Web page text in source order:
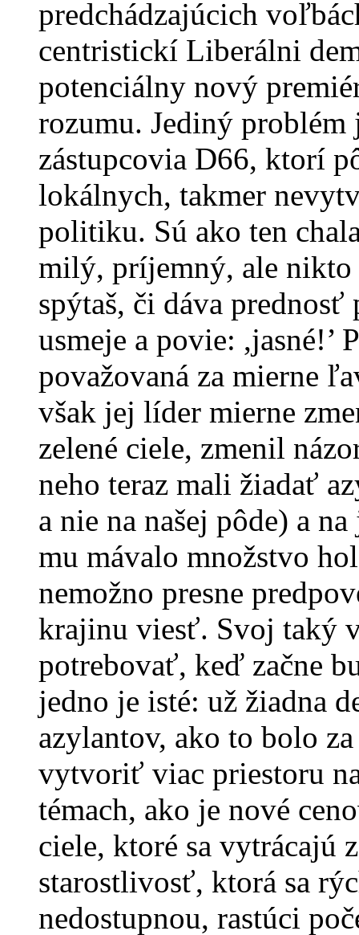
predchádzajúcich
centristickí Liberálni
potenciálny nový
rozumu. Jediný problém
zástupcovia D66, ktorí
lokálnych, takmer
politiku. Sú ako ten
milý, príjemný, ale nikto
spýtaš, či dáva
usmeje a povie:
považovaná za mierne
však jej líder mierne
zelené ciele, zmenil
neho teraz mali žiadať
a nie na našej pôde) a
mu mávalo množstvo
nemožno presne
krajinu viesť. Svoj taký
potrebovať, keď začne
jedno je isté: už žiadna
azylantov, ako to bolo
vytvoriť viac priestoru
témach, ako je nové
ciele, ktoré sa vytrácajú
starostlivosť, ktorá sa
nedostupnou, rastúci